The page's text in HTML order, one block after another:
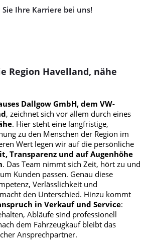
Ihre Karriere bei uns!
Region Havelland, nähe
Dallgow GmbH, dem VW-
, zeichnet sich vor allem durch eines
. Hier steht eine langfristige,
zu den Menschen der Region im
Wert legen wir auf die persönliche
Transparenz und auf Augenhöhe
. Das Team nimmt sich Zeit, hört zu und
Kunden passen. Genau diese
Verlässlichkeit und
den Unterschied. Hinzu kommt
in Verkauf und Service:
Abläufe sind professionell
dem Fahrzeugkauf bleibt das
Ansprechpartner.